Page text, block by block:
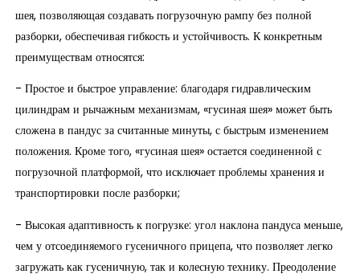
шея, позволяющая создавать погрузочную рампу без полной
разборки, обеспечивая гибкость и устойчивость. К конкретным
преимуществам относятся:
- Простое и быстрое управление: благодаря гидравлическим
цилиндрам и рычажным механизмам, «гусиная шея» может быть
сложена в пандус за считанные минуты, с быстрым изменением
положения. Кроме того, «гусиная шея» остается соединенной с
погрузочной платформой, что исключает проблемы хранения и
транспортировки после разборки;
- Высокая адаптивность к погрузке: угол наклона пандуса меньше,
чем у отсоединяемого гусеничного прицепа, что позволяет легко
загружать как гусеничную, так и колесную технику. Преодоление